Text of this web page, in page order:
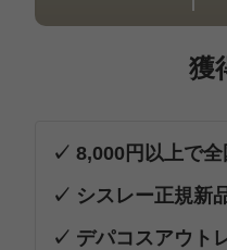
獲
✓ 8,000円以上で全
✓ シスレー正規新
✓ デパコスアウト